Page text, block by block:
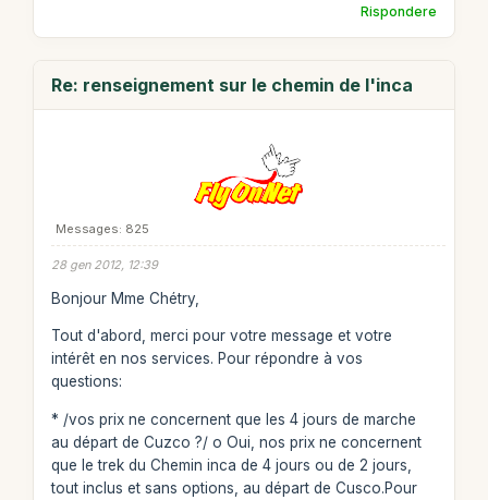
Rispondere
Re: renseignement sur le chemin de l'inca
Messages: 825
28 gen 2012, 12:39
Bonjour Mme Chétry,
Tout d'abord, merci pour votre message et votre
intérêt en nos services. Pour répondre à vos
questions:
* /vos prix ne concernent que les 4 jours de marche
au départ de Cuzco ?/ o Oui, nos prix ne concernent
que le trek du Chemin inca de 4 jours ou de 2 jours,
tout inclus et sans options, au départ de Cusco.Pour